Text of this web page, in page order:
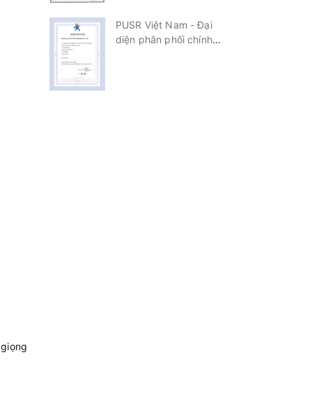
PUSR Việt Nam - Đại
diện phân phối chính